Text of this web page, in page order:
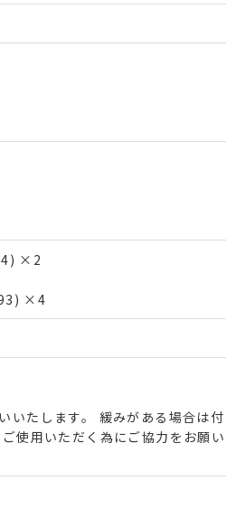
×2
×4
いたします。 緩みがある場合は付
使用いただく為にご協力をお願い